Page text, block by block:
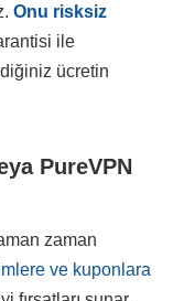
Onu risksiz
ile
ücretin
PureVPN
zaman
ve kuponlara